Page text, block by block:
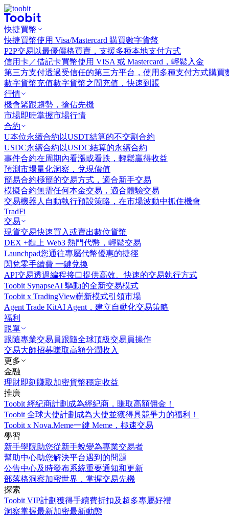
快捷買幣
快捷買幣使用 Visa/Mastercard 購買數字貨幣
P2P交易 以最優價格買賣，支援多種本地支付方式
信用卡／借記卡買幣使用 VISA 或 Mastercard，輕鬆入金
第三方支付透過受信任的第三方平台，使用多種支付方式購買
數字貨幣充值數字貨幣之間充值，快速到賬
行情
機會緊跟趨勢，搶佔先機
市場即時掌握市場行情
合約
U本位永續合約 以USDT結算的不交割合約
USDC永續合約 以USDC結算的永續合約
事件合約在周期內看漲或看跌，輕鬆贏得收益
預測市場量化洞察，兌現價值
簡易合約極簡的交易方式，適合新手交易
模擬合約無需任何本金交易，適合體驗交易
交易機器人 自動執行預設策略，在市場波動中抓住機會
TradFi
交易
現貨交易快速買入或賣出數位貨幣
DEX +鏈上 Web3 熱門代幣，輕鬆交易
Launchpad您通往專屬代幣優惠的捷徑
閃兌零手續費 一鍵兌換
API交易透過編程接口提供高效、快速的交易執行方式
Toobit SynapseAI 驅動的全新交易模式
Toobit x TradingView嶄新模式引領市場
Agent Trade KitAI Agent，建立自動化交易策略
福利
跟單
跟隨專業交易員跟隨全球頂級交易員操作
交易大師招募賺取高額分潤收入
更多
金融
理財即刻賺取加密貨幣穩定收益
推廣
Toobit 經紀商計劃 成為經紀商，賺取高額佣金！
Toobit 全球大使計劃 成為大使並獲得具競爭力的福利！
Toobit x Nova.Meme一鍵 Meme，極速交易
學習
新手學院助您從新手蛻變為專業交易者
幫助中心助您解決平台遇到的問題
公告中心及時發布系統重要通知和更新
部落格洞察加密世界，掌握交易先機
探索
Toobit VIP計劃獲得手續費折扣及超多專屬好禮
洞察掌握最新加密最新動態